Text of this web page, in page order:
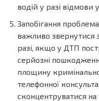
водій у разі відмови
Запобігання
важливо
разі, якщо у ДТП
серйозні
площину
телефонної
сконцентруватися